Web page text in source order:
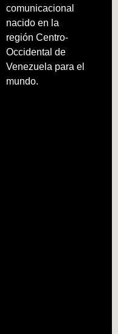
comunicacional
nacido en la
región Centro-
Occidental de
Venezuela para el
mundo.